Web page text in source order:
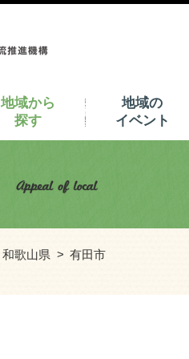
地域から
探す
地域の
イベント
和歌山県 有田市